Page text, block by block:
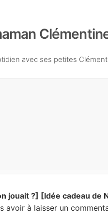
avec ses petites
jouait ?] [Idée cadeau de
avoir à laisser un